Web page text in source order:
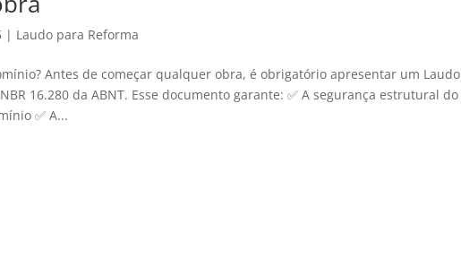
| Laudo para Reforma
Antes de começar qualquer obra, é obrigatório apresentar um Laudo
16.280 da ABNT. Esse documento garante: ✅ A segurança estrutural do
✅ A...